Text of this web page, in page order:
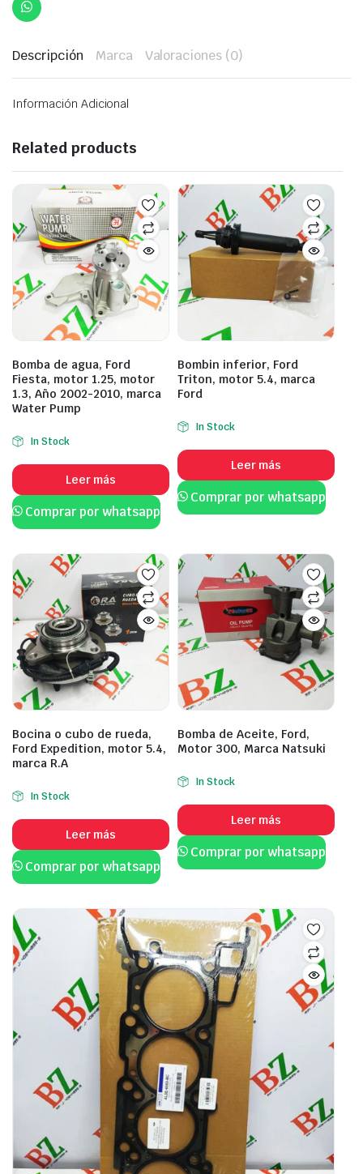
Descripción Marca Valoraciones (0)
Información Adicional
Related products
Bomba de agua, Ford
Fiesta, motor 1.25, motor
1.3, Año 2002-2010, marca
Water Pump
In Stock
Leer más
Comprar por whatsapp
Bombin inferior, Ford
Triton, motor 5.4, marca
Ford
In Stock
Leer más
Comprar por whatsapp
Bocina o cubo de rueda,
Ford Expedition, motor 5.4,
marca R.A
In Stock
Leer más
Comprar por whatsapp
Bomba de Aceite, Ford,
Motor 300, Marca Natsuki
In Stock
Leer más
Comprar por whatsapp